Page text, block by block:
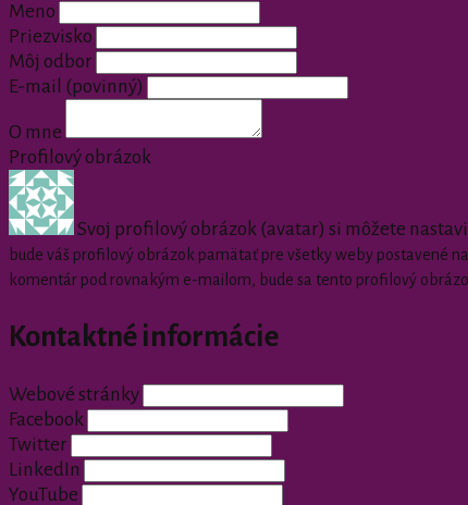
Meno
Priezvisko
Môj odbor
E-mail
(povinný)
O mne
Profilový obrázok
Svoj profilový obrázok (avatar) si môžete
bude váš profilový obrázok pamätať pre všetky weby postavené
komentár pod rovnakým e-mailom, bude sa tento profilový
Kontaktné informácie
Webové stránky
Facebook
Twitter
LinkedIn
YouTube